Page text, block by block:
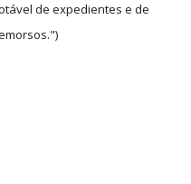
de expedientes e de
)